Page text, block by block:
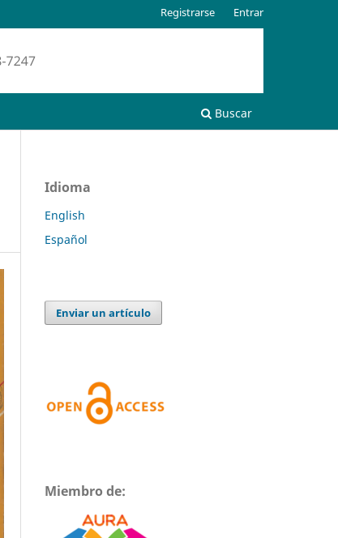
Buscar
Registrarse Entrar
Idioma
English
Español
Enviar un artículo
Miembro de: